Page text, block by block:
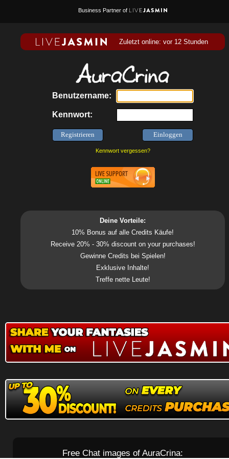
Business Partner of
Zuletzt online: vor 12 Stunden
Benutzername:
Kennwort:
Kennwort vergessen?
Deine Vorteile:
10% Bonus auf alle Credits Käufe!
Receive 20% - 30% discount on your purchases!
Gewinne Credits bei Spielen!
Exklusive Inhalte!
Treffe nette Leute!
Free Chat images of AuraCrina: